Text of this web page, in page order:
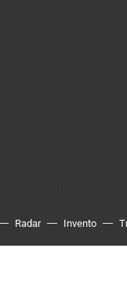
Radar Invento